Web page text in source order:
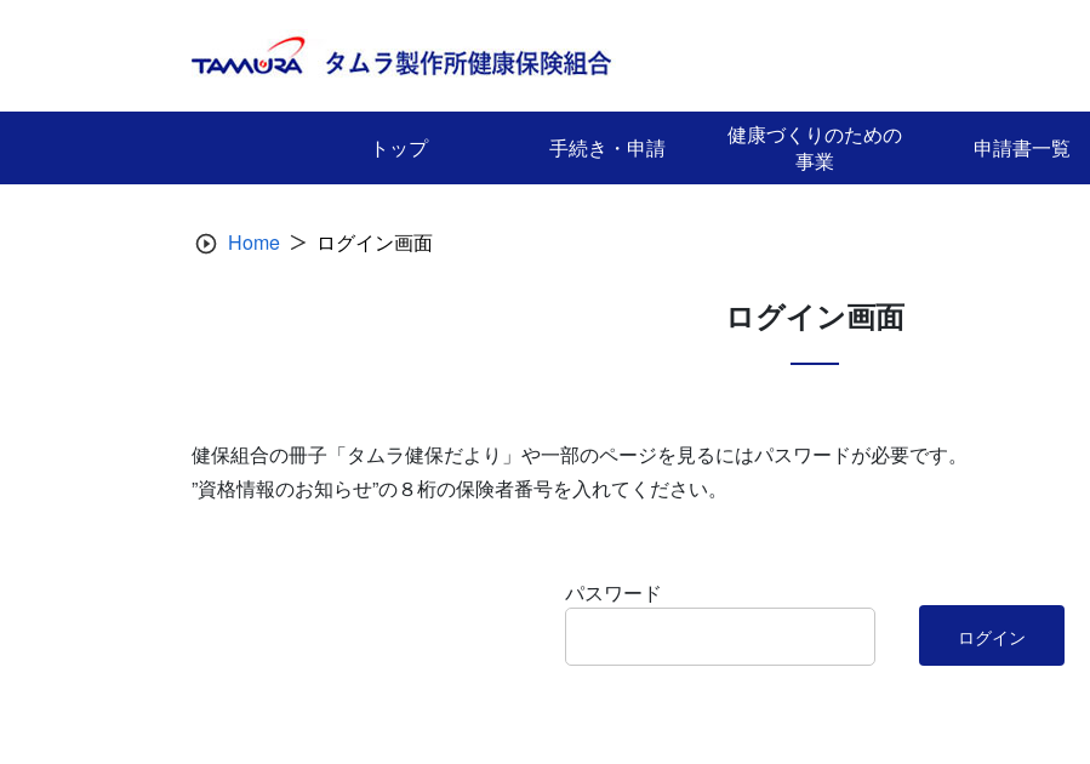
トップ 手続き・申請
健康づくりのための
事業
申請書一覧
Home ログイン画面
ログイン画面
健保組合の冊子「タムラ健保だより」や一部のページを見るにはパスワードが必要です。
”資格情報のお知らせ”の８桁の保険者番号を入れてください。
パスワード
ログイン